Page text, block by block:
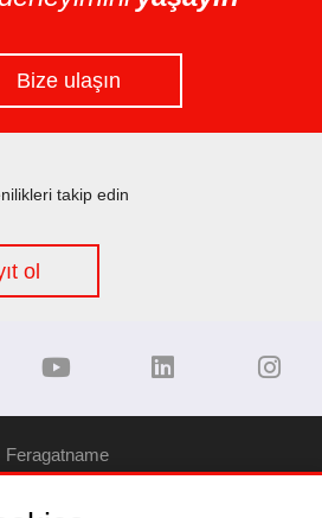
Bize ulaşın
takip edin
ol
Feragatname